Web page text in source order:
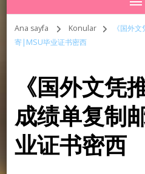
Ana sayfa Konular
《国外
寄|MSU毕业证书密西
《国外文凭
成绩单复制
业证书密西